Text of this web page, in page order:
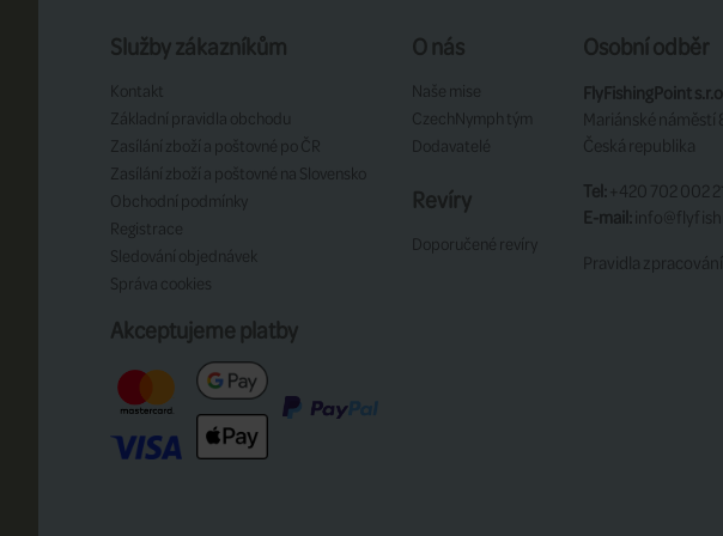
Služby zákazníkům
Kontakt
Základní pravidla obchodu
Zasílání zboží a poštovné po ČR
Zasílání zboží a poštovné na Slovensko
Obchodní podmínky
Registrace
Sledování objednávek
Správa cookies
O nás
Naše mise
CzechNymph tým
Dodavatelé
Revíry
Doporučené revíry
Osobní odběr
FlyFishingPoint
Mariánské náměstí
Česká republika
Tel: +420 702 002
E-mail:
Pravidla
Akceptujeme platby